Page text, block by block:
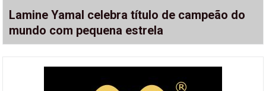
Lamine Yamal celebra título de campeão do
mundo com pequena estrela